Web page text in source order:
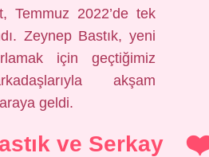
Temmuz 2022’de tek
Zeynep Bastık, yeni
için geçtiğimiz
akşam
geldi.
ve Serkay